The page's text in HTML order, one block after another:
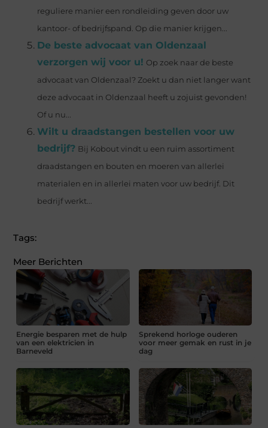
reguliere manier een rondleiding geven door uw
kantoor- of bedrijfspand. Op die manier krijgen...
De beste advocaat van Oldenzaal
verzorgen wij voor u! Op zoek naar de beste
advocaat van Oldenzaal? Zoekt u dan niet langer want
deze advocaat in Oldenzaal heeft u zojuist gevonden!
Of u nu...
Wilt u draadstangen bestellen voor uw
bedrijf? Bij Kobout vindt u een ruim assortiment
draadstangen en bouten en moeren van allerlei
materialen en in allerlei maten voor uw bedrijf. Dit
bedrijf werkt...
Tags:
Meer Berichten
Energie besparen met de hulp
van een elektricien in
Barneveld
Sprekend horloge ouderen
voor meer gemak en rust in je
dag